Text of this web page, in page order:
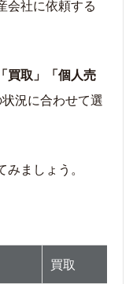
たい場合
（FAQ）
つがいいの？
会社に依頼する
買取」「個人売
況に合わせて選
ましょう。
買取